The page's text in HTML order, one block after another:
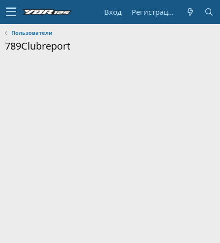
Вход Регистрация
Пользователи
789Clubreport